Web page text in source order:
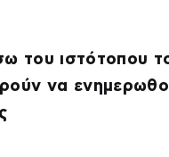
του ιστότοπου
να